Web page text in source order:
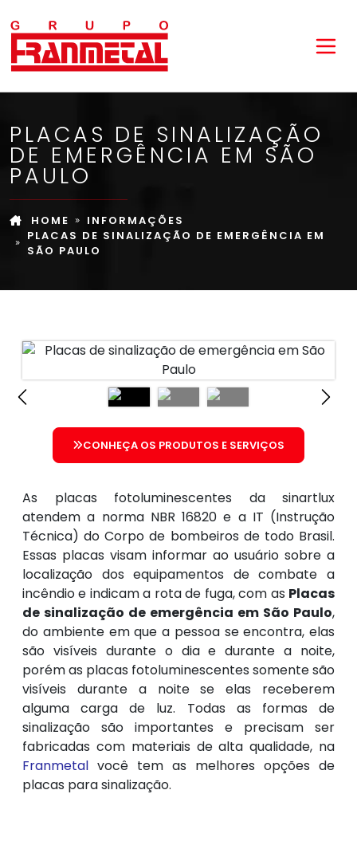
PLACAS DE SINALIZAÇÃO
DE EMERGÊNCIA EM SÃO
PAULO
HOME
INFORMAÇÕES
PLACAS DE SINALIZAÇÃO DE EMERGÊNCIA EM
SÃO PAULO
As placas fotoluminescentes da sinartlux
atendem a norma NBR 16820 e a IT (Instrução
Técnica) do Corpo de bombeiros de todo Brasil.
Essas placas visam informar ao usuário sobre a
localização dos equipamentos de combate a
incêndio e indicam a rota de fuga, com as Placas
de sinalização de emergência em São Paulo,
do ambiente em que a pessoa se encontra, elas
são visíveis durante o dia e durante a noite,
porém as placas fotoluminescentes somente são
visíveis durante a noite se elas receberem
alguma carga de luz. Todas as formas de
sinalização são importantes e precisam ser
fabricadas com materiais de alta qualidade, na
Franmetal você tem as melhores opções de
placas para sinalização.
CONHEÇA OS PRODUTOS E SERVIÇOS